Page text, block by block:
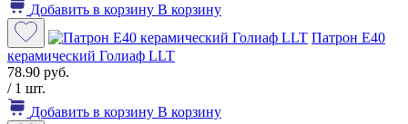
Добавить в корзину В корзину
Патрон Е40
керамический Голиаф LLT
78.90 руб.
/ 1 шт.
Добавить в корзину В корзину